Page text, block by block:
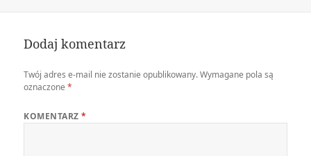
Dodaj komentarz
Twój adres e-mail nie zostanie opublikowany. Wymagane pola są
oznaczone*
KOMENTARZ*